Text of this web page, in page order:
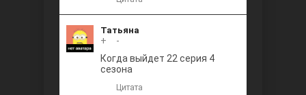
Татьяна
+
-
Когда выйдет 22 серия 4
сезона
Цитата